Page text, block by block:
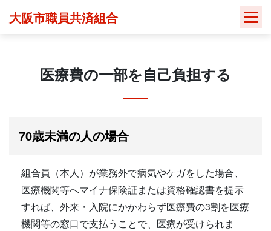
大阪市職員共済組合
医療費の一部を自己負担する
70歳未満の人の場合
組合員（本人）が業務外で病気やケガをした場合、
医療機関等へマイナ保険証または資格確認書を提示
すれば、外来・入院にかかわらず医療費の3割を医療
機関等の窓口で支払うことで、医療が受けられま